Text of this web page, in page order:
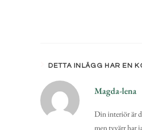
DETTA INLÄGG HAR EN
Magda-lena
Din interiör är
men tyvärr har